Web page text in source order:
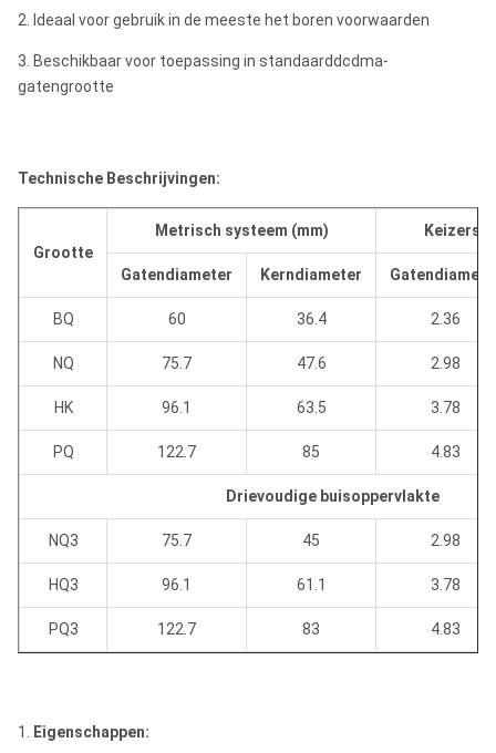
2. Ideaal voor gebruik in de meeste het boren voorwaarden
3. Beschikbaar voor toepassing in standaarddcdma-
gatengrootte
Technische Beschrijvingen:
Grootte
Metrisch systeem (mm)
Gatendiameter Kerndiameter
BQ 60 36.4 2.36
NQ 75.7 47.6 2.98
HK 96.1 63.5 3.78
PQ 122.7 85 4.83
Drievoudige buisoppervlakte
NQ3 75.7 45 2.98
HQ3 96.1 61.1 3.78
PQ3 122.7 83 4.83
1. Eigenschappen: